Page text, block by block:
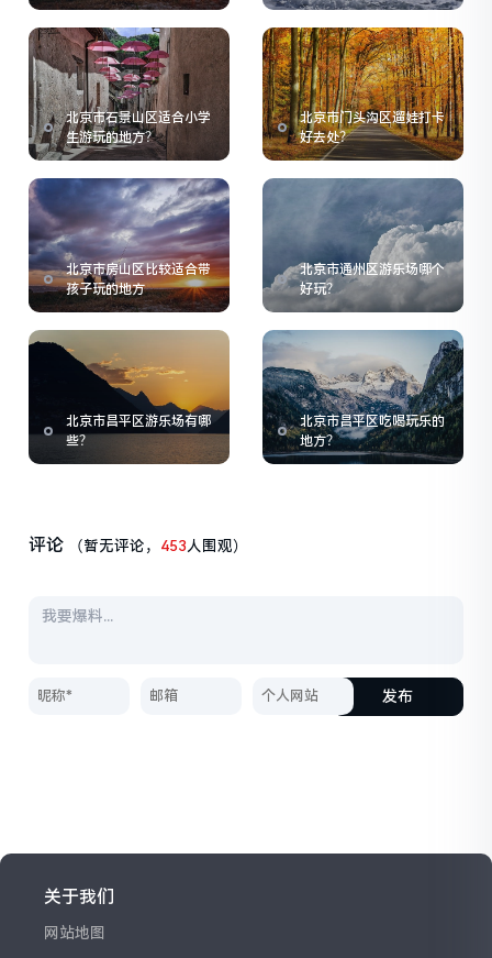
北京市石景山区适合小学
生游玩的地方？
北京市门头沟区遛娃打卡
好去处？
北京市房山区比较适合带
孩子玩的地方
北京市通州区游乐场哪个
好玩？
北京市昌平区游乐场有哪
些？
北京市昌平区吃喝玩乐的
地方？
评论 （暂无评论， 453人围观）
发布
关于我们
网站地图